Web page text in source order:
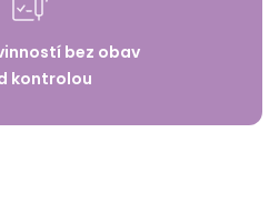
bez obav
kontrolou